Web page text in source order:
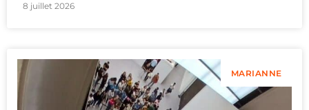
8 juillet 2026
MARIANNE